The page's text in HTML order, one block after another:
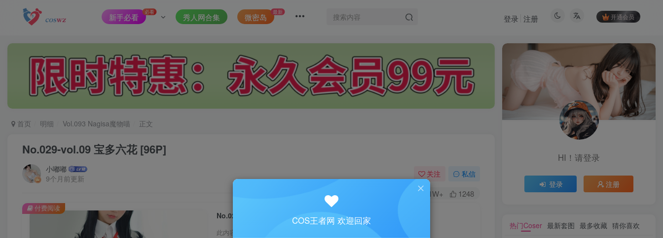
新手必看 必看 秀人网合集 微密岛 最新
开通会员
登录 注册
首页 明细 Vol.093 Nagisa魔物喵 正文
No.029-vol.09 宝多六花 [96P]
小嘟嘟
9个月前更新
关注 私信
1W+ 1248
No.029-vol.09 宝多六花 [96P]
此内容为付费阅读，请付费后查看
付费阅读
HI！请登录
登录 注册
热门Coser 最新套图 最多收藏 猜你喜欢
COS王者网 欢迎回家